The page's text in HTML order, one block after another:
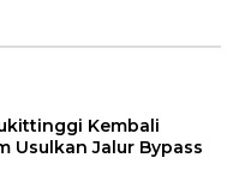
Kembali
Usulkan Jalur Bypass